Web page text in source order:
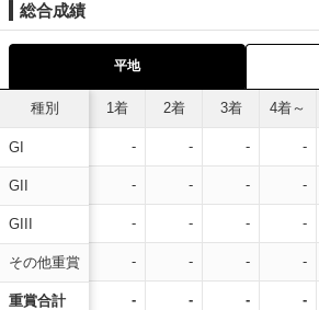
総合成績
平地
種別
GI
GII
GIII
その他重賞
重賞合計
1着 2着 3着 4着～
- - - -
- - - -
- - - -
- - - -
- - - -